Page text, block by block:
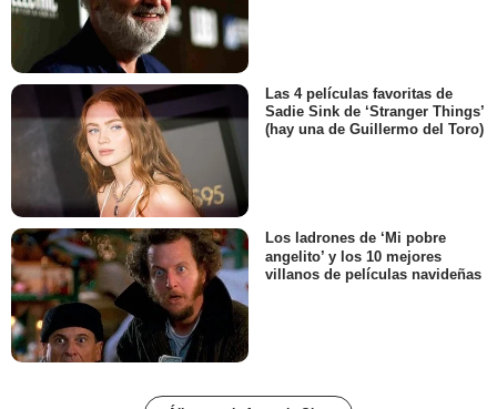
Las 4 películas favoritas de
Sadie Sink de ‘Stranger Things’
(hay una de Guillermo del Toro)
Los ladrones de ‘Mi pobre
angelito’ y los 10 mejores
villanos de películas navideñas